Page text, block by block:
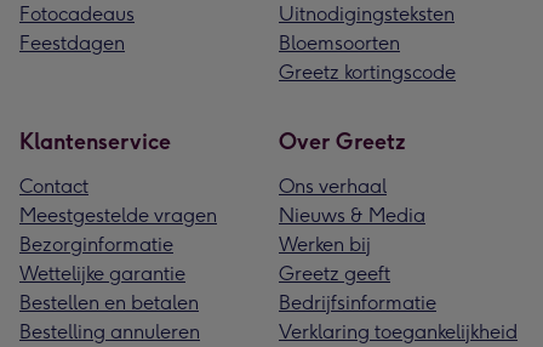
Fotocadeaus
Feestdagen
Uitnodigingsteksten
Bloemsoorten
Greetz kortingscode
Klantenservice
Contact
Meestgestelde vragen
Bezorginformatie
Wettelijke garantie
Bestellen en betalen
Bestelling annuleren
Over Greetz
Ons verhaal
Nieuws & Media
Werken bij
Greetz geeft
Bedrijfsinformatie
Verklaring toegankelijkheid